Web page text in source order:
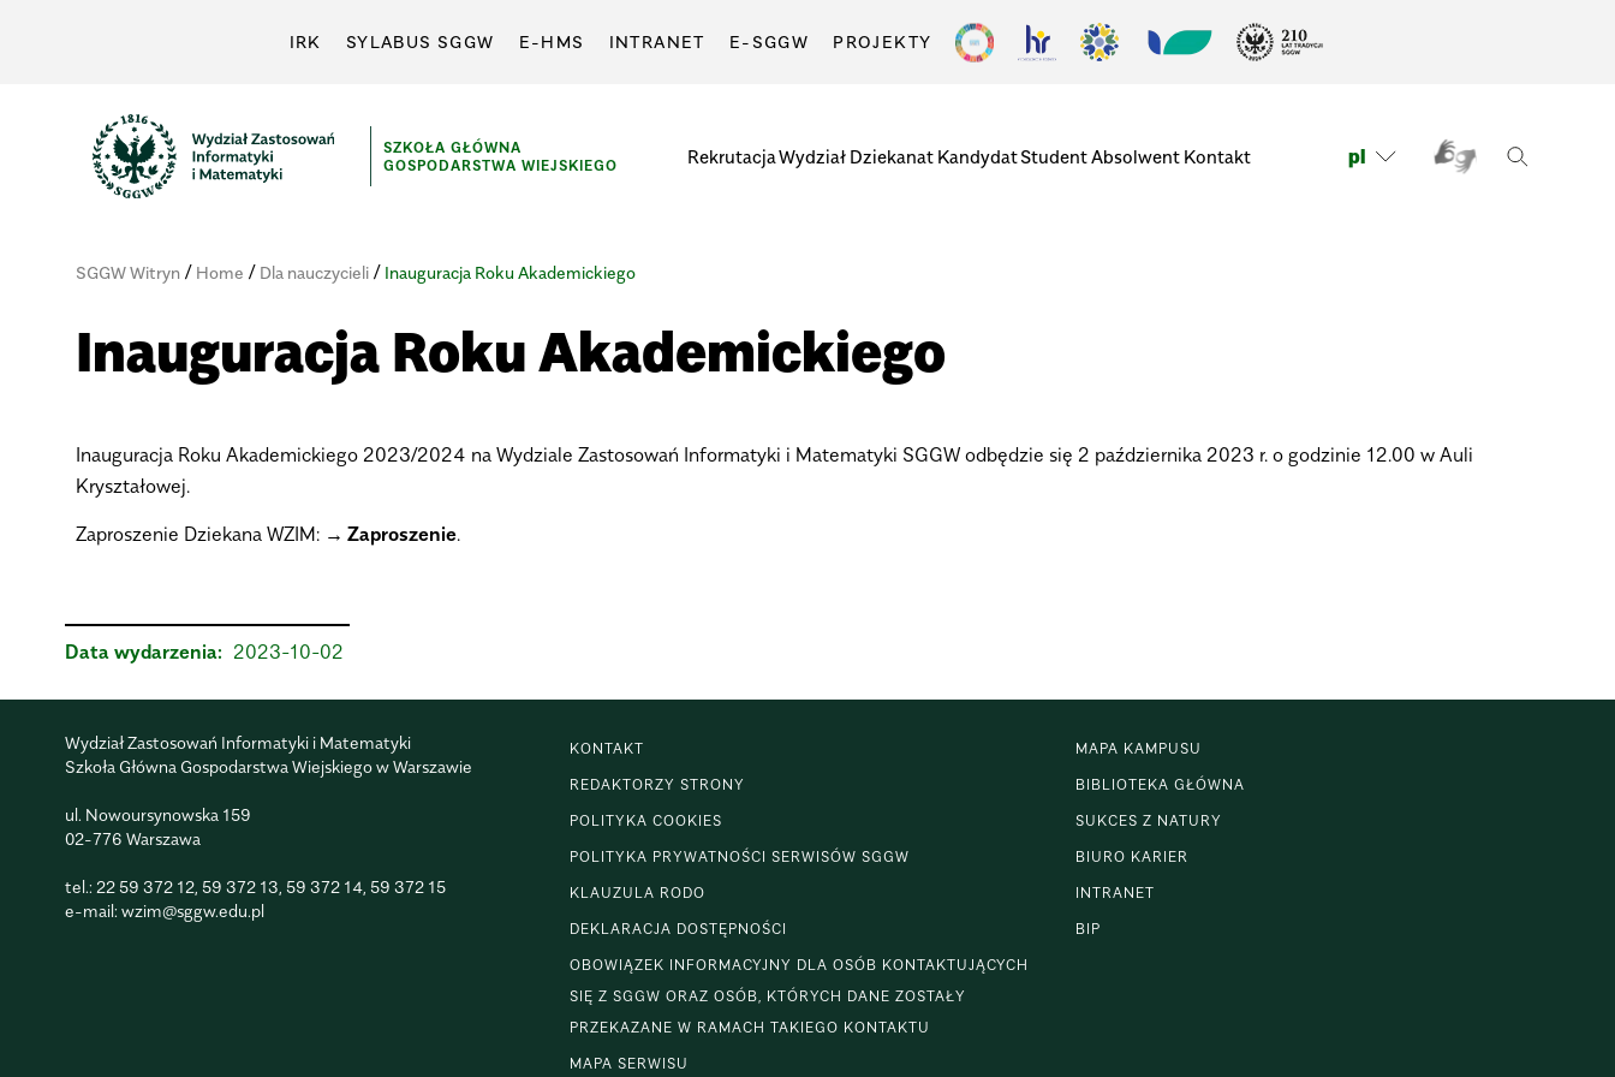
IRK SYLABUS SGGW E-HMS INTRANET E-SGGW PROJEKTY
SZKOŁA GŁÓWNA
GOSPODARSTWA WIEJSKIEGO
RekrutacjaWydział Dziekanat KandydatStudentAbsolwent Kontakt pl
SGGW Witryn/ Home / Dla nauczycieli/ Inauguracja Roku Akademickiego
Inauguracja Roku Akademickiego
Inauguracja Roku Akademickiego 2023/2024 na Wydziale Zastosowań Informatyki i Matematyki SGGW odbędzie się 2 października 2023 r. o godzinie 12.00 w Auli
Kryształowej.
Zaproszenie Dziekana WZIM:
Zaproszenie.
Data wydarzenia: 2023-10-02
Wydział Zastosowań Informatyki i Matematyki
Szkoła Główna Gospodarstwa Wiejskiego w Warszawie
ul. Nowoursynowska 159
02-776 Warszawa
tel.: 22 59 372 12, 59 372 13 59 372 14, 59 372 15
e-mail: wzim@sggw.edu.pl
KONTAKT
REDAKTORZY STRONY
POLITYKA COOKIES
POLITYKA PRYWATNOŚCI SERWISÓW SGGW
KLAUZULA RODO
DEKLARACJA DOSTĘPNOŚCI
OBOWIĄZEK INFORMACYJNY DLA OSÓB KONTAKTUJĄCYCH
SIĘ Z SGGW ORAZ OSÓB, KTÓRYCH DANE ZOSTAŁY
PRZEKAZANE W RAMACH TAKIEGO KONTAKTU
MAPA SERWISU
MAPA KAMPUSU
BIBLIOTEKA GŁÓWNA
SUKCES Z NATURY
BIURO KARIER
INTRANET
BIP